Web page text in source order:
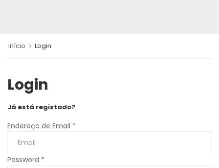
Início Login
Login
Já está registado?
Endereço de Email *
Password *